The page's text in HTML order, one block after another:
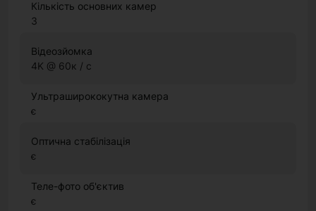
Кількість основних камер
3
Відеозйомка
4K @ 60к / с
Ультраширококутна камера
є
Оптична стабілізація
є
Теле-фото об'єктив
є